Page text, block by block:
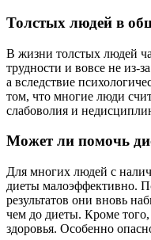
Толстых людей в
В жизни толстых людей
трудности и вовсе не из-
а вследствие
том, что многие люди
слабоволия и
Может ли помочь
Для многих людей с
диеты малоэффективно.
результатов они вновь
чем до диеты. Кроме
здоровья. Особенно